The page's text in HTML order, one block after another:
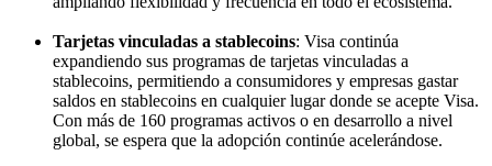
Tarjetas vinculadas a stablecoins: Visa continúa
expandiendo sus programas de tarjetas vinculadas a
stablecoins, permitiendo a consumidores y empresas gastar
saldos en stablecoins en cualquier lugar donde se acepte Visa.
Con más de 160 programas activos o en desarrollo a nivel
global, se espera que la adopción continúe acelerándose.